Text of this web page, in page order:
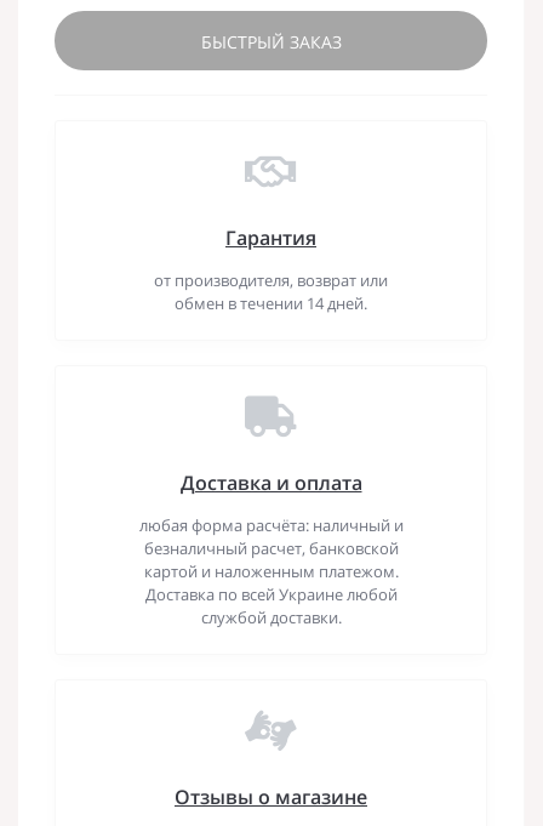
БЫСТРЫЙ ЗАКАЗ
Гарантия
от производителя, возврат или
обмен в течении 14 дней.
Доставка и оплата
любая форма расчёта: наличный и
безналичный расчет, банковской
картой и наложенным платежом.
Доставка по всей Украине любой
службой доставки.
Отзывы о магазине